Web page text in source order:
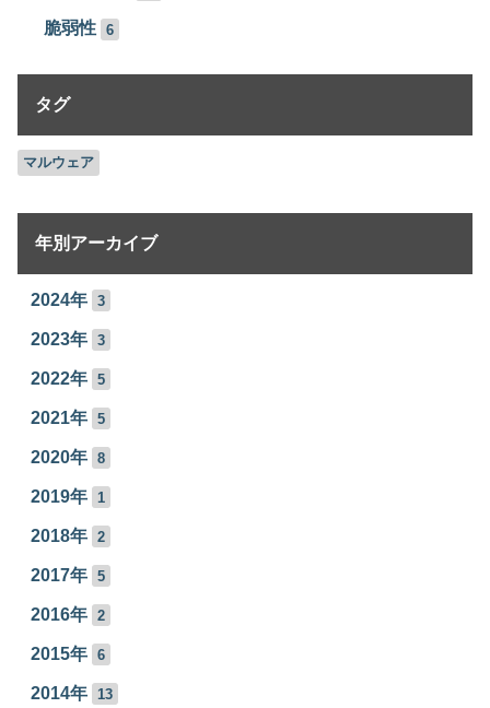
脆弱性 6
タグ
マルウェア
年別アーカイブ
2024年 3
2023年 3
2022年 5
2021年 5
2020年 8
2019年 1
2018年 2
2017年 5
2016年 2
2015年 6
2014年 13